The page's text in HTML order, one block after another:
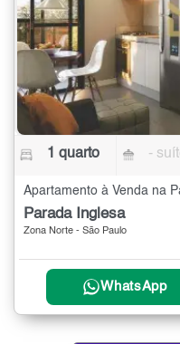
1 quarto -
Apartamento à Venda na
Parada Inglesa
Zona Norte - São Paulo
WhatsApp